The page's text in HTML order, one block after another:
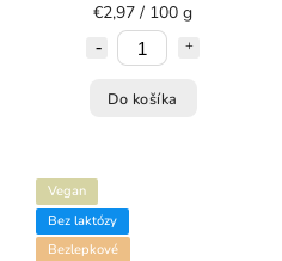
€2,97 / 100 g
Do košíka
Vegan
Bez laktózy
Bezlepkové